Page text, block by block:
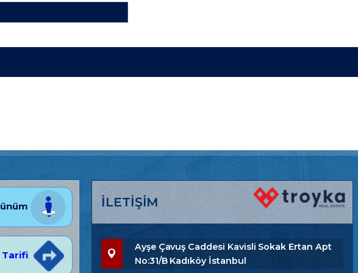
Tarifi
İLETİŞİM
Ayşe Çavuş Caddesi Kavisli Sokak Ertan Apt
No:31/B Kadıköy İstanbul